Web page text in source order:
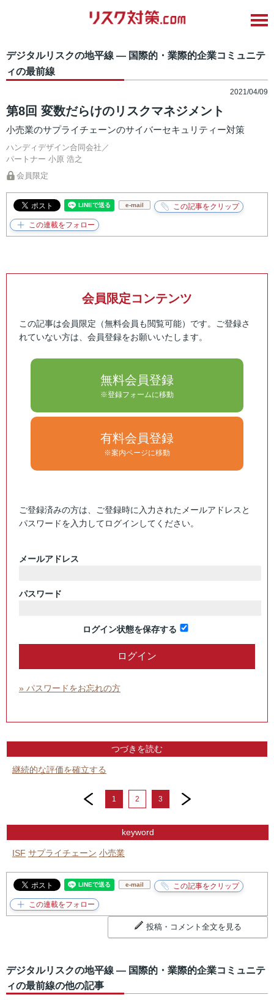
デジタルリスクの地平線 ― 国際的・業際的企業コミュニテ
ィの最前線
2021/04/09
第8回 変数だらけのリスクマネジメント
小売業のサプライチェーンのサイバーセキュリティー対策
ハンディデザイン合同会社／
パートナー 小原 浩之
会員限定
e-mail
会員限定コンテンツ
この記事は会員限定（無料会員も閲覧可能）です。ご登録さ
れていない方は、会員登録をお願いいたします。
無料会員登録
※登録フォームに移動
有料会員登録
※案内ページに移動
ご登録済みの方は、ご登録時に入力されたメールアドレスと
パスワードを入力してログインしてください。
メールアドレス
パスワード
ログイン状態を保存する
» パスワードをお忘れの方
つづきを読む
継続的な評価を確立する
prev
1 2 3
next
keyword
ISF サプライチェーン 小売業
e-mail
投稿・コメント全文を見る
デジタルリスクの地平線 ― 国際的・業際的企業コミュニテ
ィの最前線の他の記事